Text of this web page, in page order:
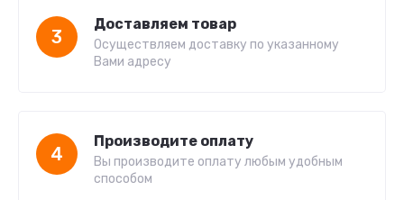
3
Доставляем товар
Осуществляем доставку по указанному
Вами адресу
4
Производите оплату
Вы производите оплату любым удобным
способом